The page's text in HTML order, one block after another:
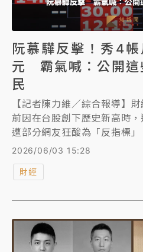
阮慕驊反擊！秀4
元 霸氣喊：公開這
民
【記者陳力維／綜合報導】
前因在台股創下歷史新高時，
遭部分網友狂酸為「反指標
創高他只能後悔。對此，今
的獲利總計高達2056萬餘元
嚇到酸民」。他也大方分享
性」的財富心法，盼投資人
風險控管。
2026/06/03 15:28
財經